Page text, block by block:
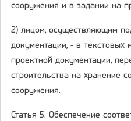
сооружения и в задании на
2) лицом, осуществляющим
документации, - в текстовых
проектной документации,
строительства на хранение
сооружения.
Статья 5. Обеспечение